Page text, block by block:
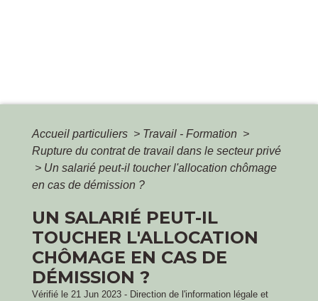
Accueil particuliers > Travail - Formation >
Rupture du contrat de travail dans le secteur privé
> Un salarié peut-il toucher l'allocation chômage
en cas de démission ?
UN SALARIÉ PEUT-IL
TOUCHER L'ALLOCATION
CHÔMAGE EN CAS DE
DÉMISSION ?
Vérifié le 21 Jun 2023 - Direction de l'information légale et